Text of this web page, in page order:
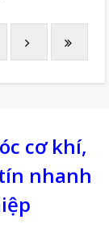
hiện nay.
cơ khí,
nhanh